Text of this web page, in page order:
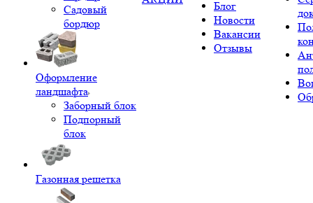
Садовый
бордюр
Оформление
ландшафта
Заборный блок
Подпорный
блок
Газонная решетка
Блог
Новости
Вакансии
Отзывы